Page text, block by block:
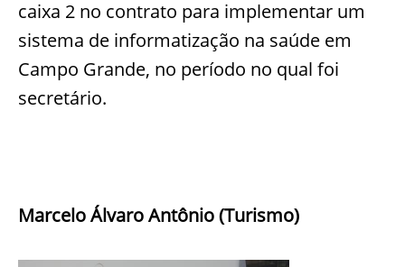
caixa 2 no contrato para implementar um
sistema de informatização na saúde em
Campo Grande, no período no qual foi
secretário.
Marcelo Álvaro Antônio (Turismo)